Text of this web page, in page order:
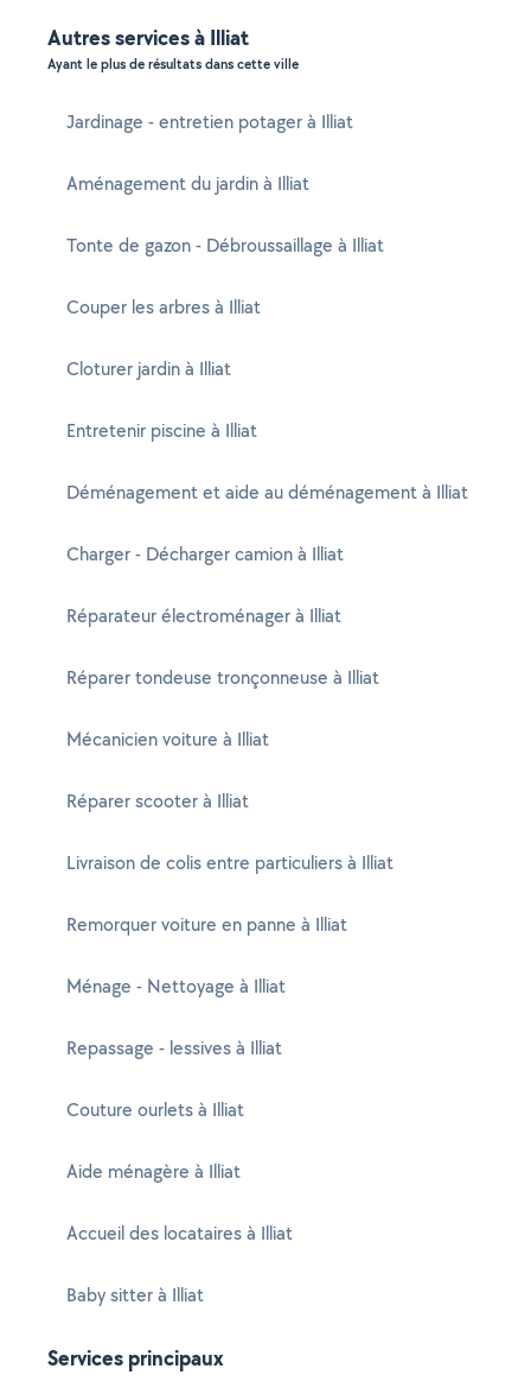
Autres services à Illiat
Ayant le plus de résultats dans cette ville
Jardinage - entretien potager à Illiat
Aménagement du jardin à Illiat
Tonte de gazon - Débroussaillage à Illiat
Couper les arbres à Illiat
Cloturer jardin à Illiat
Entretenir piscine à Illiat
Déménagement et aide au déménagement à Illiat
Charger - Décharger camion à Illiat
Réparateur électroménager à Illiat
Réparer tondeuse tronçonneuse à Illiat
Mécanicien voiture à Illiat
Réparer scooter à Illiat
Livraison de colis entre particuliers à Illiat
Remorquer voiture en panne à Illiat
Ménage - Nettoyage à Illiat
Repassage - lessives à Illiat
Couture ourlets à Illiat
Aide ménagère à Illiat
Accueil des locataires à Illiat
Baby sitter à Illiat
Services principaux